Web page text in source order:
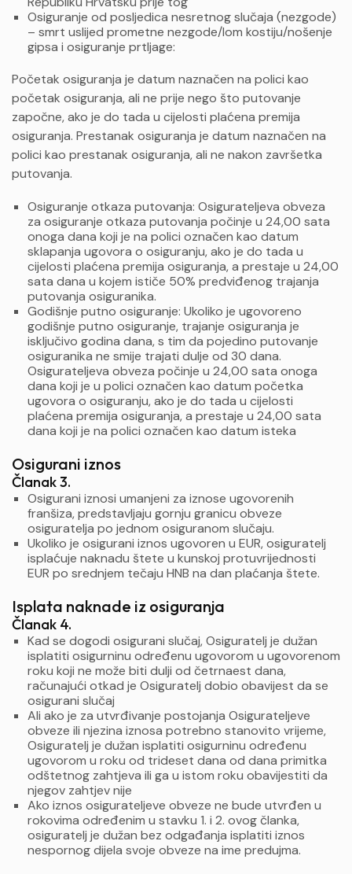
Osiguranje od posljedica nesretnog slučaja (nezgode)
– smrt uslijed prometne nezgode/lom kostiju/nošenje
gipsa i osiguranje prtljage:
Početak osiguranja je datum naznačen na polici kao
početak osiguranja, ali ne prije nego što putovanje
započne, ako je do tada u cijelosti plaćena premija
osiguranja. Prestanak osiguranja je datum naznačen na
polici kao prestanak osiguranja, ali ne nakon završetka
putovanja.
Osiguranje otkaza putovanja: Osigurateljeva obveza
za osiguranje otkaza putovanja počinje u 24,00 sata
onoga dana koji je na polici označen kao datum
sklapanja ugovora o osiguranju, ako je do tada u
cijelosti plaćena premija osiguranja, a prestaje u 24,00
sata dana u kojem ističe 50% predviđenog trajanja
putovanja osiguranika.
Godišnje putno osiguranje: Ukoliko je ugovoreno
godišnje putno osiguranje, trajanje osiguranja je
isključivo godina dana, s tim da pojedino putovanje
osiguranika ne smije trajati dulje od 30 dana.
Osigurateljeva obveza počinje u 24,00 sata onoga
dana koji je u polici označen kao datum početka
ugovora o osiguranju, ako je do tada u cijelosti
plaćena premija osiguranja, a prestaje u 24,00 sata
dana koji je na polici označen kao datum isteka
Osigurani iznos
Članak 3.
Osigurani iznosi umanjeni za iznose ugovorenih
franšiza, predstavljaju gornju granicu obveze
osiguratelja po jednom osiguranom slučaju.
Ukoliko je osigurani iznos ugovoren u EUR, osiguratelj
isplaćuje naknadu štete u kunskoj protuvrijednosti
EUR po srednjem tečaju HNB na dan plaćanja štete.
Isplata naknade iz osiguranja
Članak 4.
Kad se dogodi osigurani slučaj, Osiguratelj je dužan
isplatiti osigurninu određenu ugovorom u ugovorenom
roku koji ne može biti dulji od četrnaest dana,
računajući otkad je Osiguratelj dobio obavijest da se
osigurani slučaj
Ali ako je za utvrđivanje postojanja Osigurateljeve
obveze ili njezina iznosa potrebno stanovito vrijeme,
Osiguratelj je dužan isplatiti osigurninu određenu
ugovorom u roku od trideset dana od dana primitka
odštetnog zahtjeva ili ga u istom roku obavijestiti da
njegov zahtjev nije
Ako iznos osigurateljeve obveze ne bude utvrđen u
rokovima određenim u stavku 1. i 2. ovog članka,
osiguratelj je dužan bez odgađanja isplatiti iznos
nespornog dijela svoje obveze na ime predujma.